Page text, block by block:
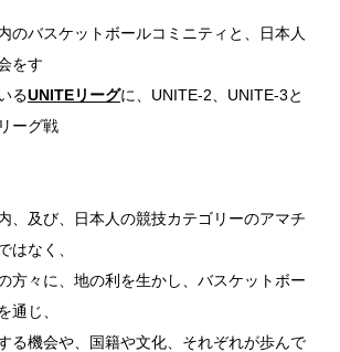
のバスケットボールコミニティと、日本人
をす
るUNITEリーグに、UNITE-2、UNITE-3と
ーグ戦
、及び、日本人の競技カテゴリーのアマチ
はなく、
方々に、地の利を生かし、バスケットボー
通じ、
る機会や、国籍や文化、それぞれが歩んで